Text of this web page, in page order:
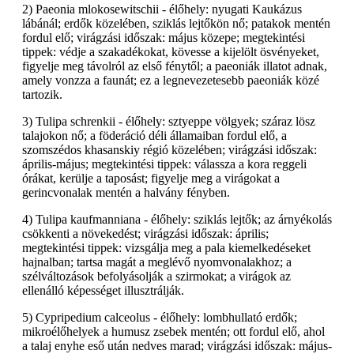
2) Paeonia mlokosewitschii - élőhely: nyugati Kaukázus
lábánál; erdők közelében, sziklás lejtőkön nő; patakok mentén
fordul elő; virágzási időszak: május közepe; megtekintési
tippek: védje a szakadékokat, kövesse a kijelölt ösvényeket,
figyelje meg távolról az első fénytől; a paeoniák illatot adnak,
amely vonzza a faunát; ez a legnevezetesebb paeoniák közé
tartozik.
3) Tulipa schrenkii - élőhely: sztyeppe völgyek; száraz lösz
talajokon nő; a föderáció déli államaiban fordul elő, a
szomszédos khasanskiy régió közelében; virágzási időszak:
április-május; megtekintési tippek: válassza a kora reggeli
órákat, kerülje a taposást; figyelje meg a virágokat a
gerincvonalak mentén a halvány fényben.
4) Tulipa kaufmanniana - élőhely: sziklás lejtők; az árnyékolás
csökkenti a növekedést; virágzási időszak: április;
megtekintési tippek: vizsgálja meg a pala kiemelkedéseket
hajnalban; tartsa magát a meglévő nyomvonalakhoz; a
szélváltozások befolyásolják a szirmokat; a virágok az
ellenálló képességet illusztrálják.
5) Cypripedium calceolus - élőhely: lombhullató erdők;
mikroélőhelyek a humusz zsebek mentén; ott fordul elő, ahol
a talaj enyhe eső után nedves marad; virágzási időszak: május-